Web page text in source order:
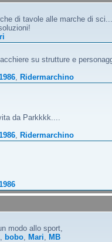
di tavole alle marche di
su strutture e
Ridermarchino
da Parkkkk....
Ridermarchino
modo allo sport,
bobo Mari MB